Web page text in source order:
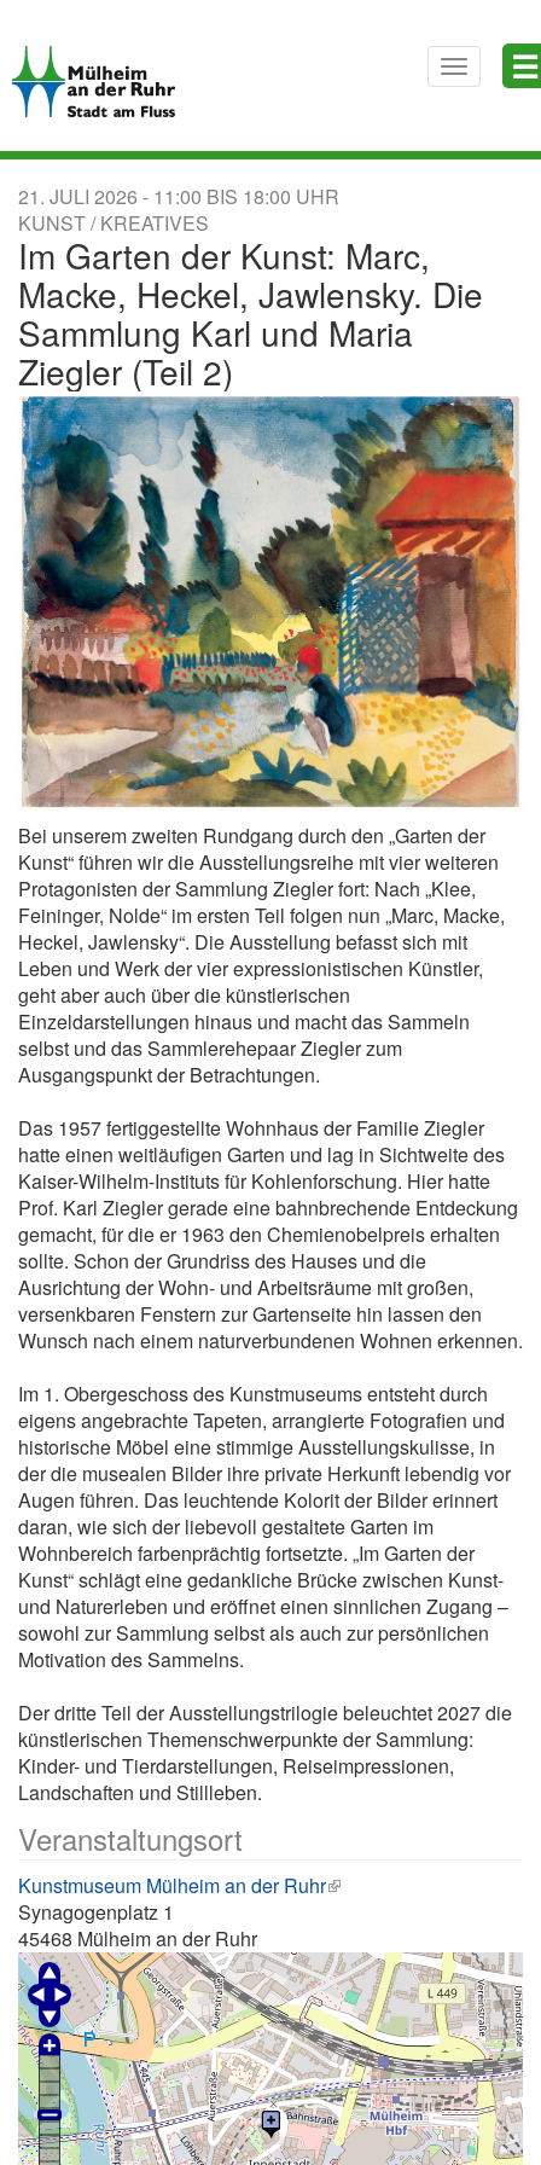
zum
Inhalt
Toggle
navigation
☰
21. JULI 2026 11:00 BIS 18:00
KUNST / KREATIVES
Im Garten der Kunst: Marc,
Macke, Heckel, Jawlensky. Die
Sammlung Karl und Maria
Ziegler (Teil 2)
Bei unserem zweiten Rundgang durch den „Garten der
Kunst“ führen wir die Ausstellungsreihe mit vier weiteren
Protagonisten der Sammlung Ziegler fort: Nach „Klee,
Feininger, Nolde“ im ersten Teil folgen nun „Marc, Macke,
Heckel, Jawlensky“. Die Ausstellung befasst sich mit
Leben und Werk der vier expressionistischen Künstler,
geht aber auch über die künstlerischen
Einzeldarstellungen hinaus und macht das Sammeln
selbst und das Sammlerehepaar Ziegler zum
Ausgangspunkt der Betrachtungen.
Das 1957 fertiggestellte Wohnhaus der Familie Ziegler
hatte einen weitläufigen Garten und lag in Sichtweite des
Kaiser-Wilhelm-Instituts für Kohlenforschung. Hier hatte
Prof. Karl Ziegler gerade eine bahnbrechende Entdeckung
gemacht, für die er 1963 den Chemienobelpreis erhalten
sollte. Schon der Grundriss des Hauses und die
Ausrichtung der Wohn- und Arbeitsräume mit großen,
versenkbaren Fenstern zur Gartenseite hin lassen den
Wunsch nach einem naturverbundenen Wohnen erkennen.
Im 1. Obergeschoss des Kunstmuseums entsteht durch
eigens angebrachte Tapeten, arrangierte Fotografien und
historische Möbel eine stimmige Ausstellungskulisse, in
der die musealen Bilder ihre private Herkunft lebendig vor
Augen führen. Das leuchtende Kolorit der Bilder erinnert
daran, wie sich der liebevoll gestaltete Garten im
Wohnbereich farbenprächtig fortsetzte. „Im Garten der
Kunst“ schlägt eine gedankliche Brücke zwischen Kunst-
und Naturerleben und eröffnet einen sinnlichen Zugang –
sowohl zur Sammlung selbst als auch zur persönlichen
Motivation des Sammelns.
Der dritte Teil der Ausstellungstrilogie beleuchtet 2027 die
künstlerischen Themenschwerpunkte der Sammlung:
Kinder- und Tierdarstellungen, Reiseimpressionen,
Landschaften und Stillleben.
Veranstaltungsort
Kunstmuseum Mülheim an der Ruhr
Synagogenplatz 1
45468 Mülheim an der Ruhr